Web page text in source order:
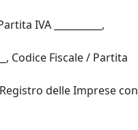
IVA __________,
Codice Fiscale / Partita
Registro delle Imprese con